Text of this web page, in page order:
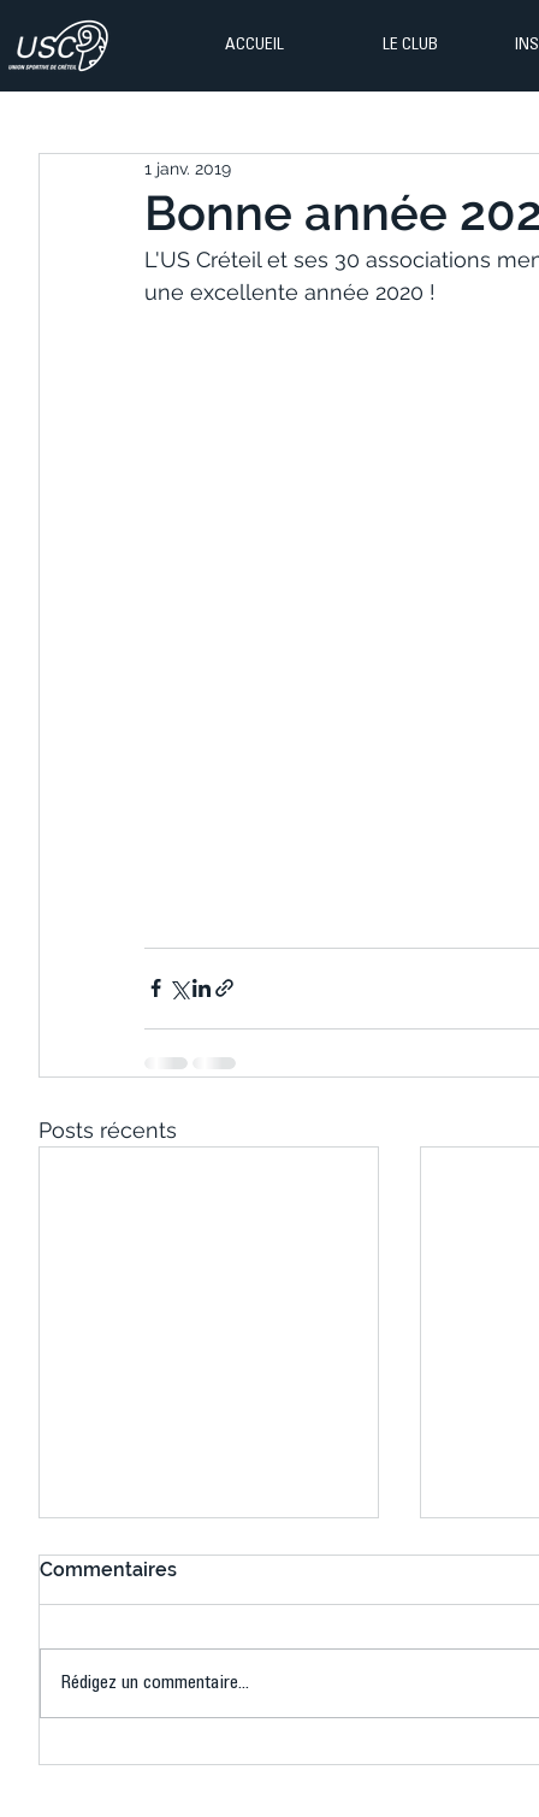
ACCUEIL LE CLUB
Bonne année
1 janv. 2019
L'US Créteil et ses 30 associations
une excellente année 2020 !
Posts récents
Ping ? Quand le tennis de
termine
Commentaires
Rédigez un commentaire...